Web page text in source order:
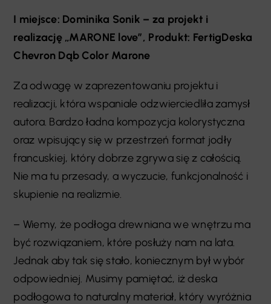
I miejsce: Dominika Sonik – za projekt i
realizację „MARONE love”, Produkt: FertigDeska
Chevron Dąb Color Marone
Za odwagę w zaprezentowaniu projektu i
realizacji, która wspaniale odzwierciedliła zamysł
autora. Bardzo ładna kompozycja kolorystyczna
oraz wpisujący się w przestrzeń format jodły
francuskiej, który dobrze zgrywa się z całością.
Nie ma tu przesady, a wyczucie, funkcjonalność i
skupienie na realizmie.
– Wiemy, że podłoga drewniana we wnętrzu ma
być rozwiązaniem, które posłuży nam na lata.
Jednak aby tak się stało, koniecznym był wybór
odpowiedniej. Musimy pamiętać, iż deska
podłogowa to naturalny materiał, który wyróżnia